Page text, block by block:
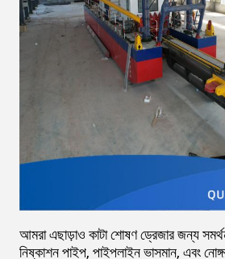
আমরা এছাড়াও কাটা শোষণ ড্রেজার জন্য
নিষ্কাশন পাইপ, পাইপলাইন ভাসমান, এবং